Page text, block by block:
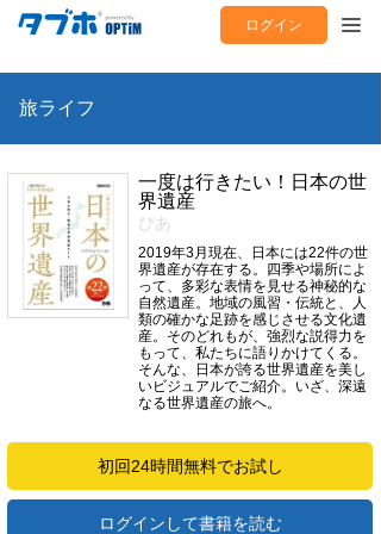
ログイン
旅ライフ
一度は行きたい！日本の世
界遺産
ぴあ
2019年3月現在、日本には22件の世
界遺産が存在する。四季や場所によ
って、多彩な表情を見せる神秘的な
自然遺産。地域の風習・伝統と、人
類の確かな足跡を感じさせる文化遺
産。そのどれもが、強烈な説得力を
もって、私たちに語りかけてくる。
そんな、日本が誇る世界遺産を美し
いビジュアルでご紹介。いざ、深遠
なる世界遺産の旅へ。
初回24時間無料でお試し
ログインして書籍を読む